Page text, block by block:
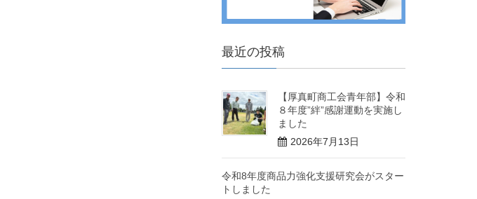
最近の投稿
【厚真町商工会青年部】令和
８年度”絆”感謝運動を実施し
ました
2026年7月13日
令和8年度商品力強化支援研究会がスター
トしました